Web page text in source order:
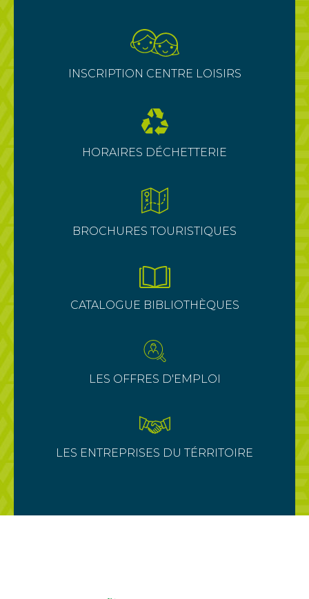
INSCRIPTION CENTRE LOISIRS
HORAIRES DÉCHETTERIE
BROCHURES TOURISTIQUES
CATALOGUE BIBLIOTHÈQUES
LES OFFRES D'EMPLOI
LES ENTREPRISES DU TÉRRITOIRE